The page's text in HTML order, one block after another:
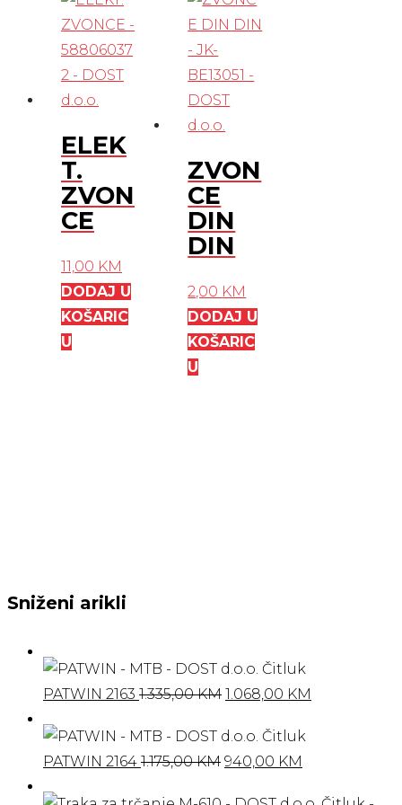
ELEK
T.
ZVON
CE
11,00 KM
DODAJ U
KOŠARIC
U
ZVON
CE
DIN
DIN
2,00 KM
DODAJ U
KOŠARIC
U
Sniženi arikli
PATWIN 2163 1.335,00KM Izvorna
bila
je:
1.335,00 KM.
1.068,00 KM
PATWIN 2164 1.175,00KM Izvorna
940,00 KM